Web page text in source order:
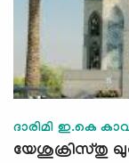
ദാരിമി ഇ.കെ
യേശുക്രിസ്തു